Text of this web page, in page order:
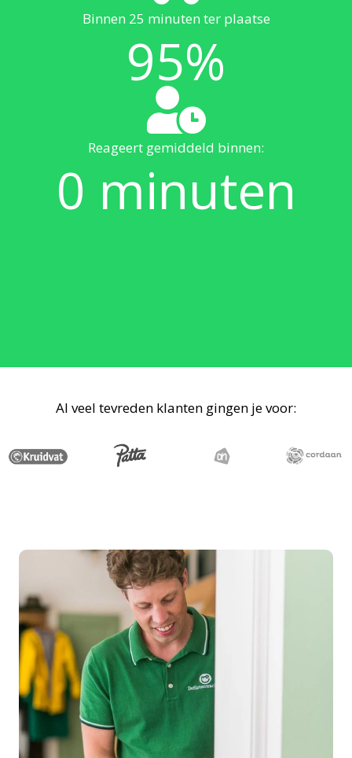
Binnen 25 minuten ter plaatse
95%
Reageert gemiddeld binnen:
0 minuten
Al veel tevreden klanten gingen je voor: